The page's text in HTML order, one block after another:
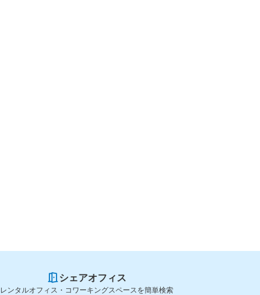
シェアオフィス
レンタルオフィス・コワーキングスペースを簡単検索